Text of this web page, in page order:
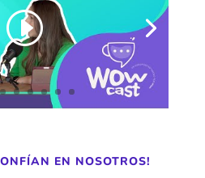
EN NOSOTROS!